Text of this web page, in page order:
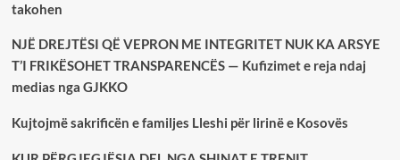
takohen
NJË DREJTËSI QË VEPRON ME INTEGRITET NUK KA ARSYE
T’I FRIKËSOHET TRANSPARENCËS — Kufizimet e reja ndaj
medias nga GJKKO
Kujtojmë sakrificën e familjes Lleshi për lirinë e Kosovës